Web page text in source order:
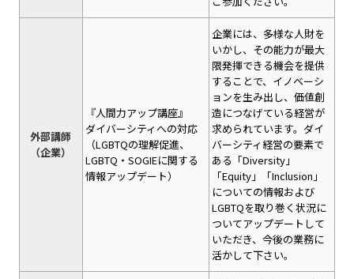
外部講師
（企業）
『人間力アップ講座』
ダイバーシティへの対応
（LGBTQの理解促進、
LGBTQ・SOGIEに関する
情報アップデート）
企業には、多様な人財を
いかし、その能力が最大
限発揮できる機会を提供
することで、イノベーシ
ョンを生み出し、価値創
造につなげている経営が
求められています。ダイ
バーシティ経営の要素で
ある「Diversity」
「Equity」「Inclusion」
についての情報および
LGBTQを取り巻く状況に
ついてアップデートして
いただき、今後の業務に
活かして下さい。